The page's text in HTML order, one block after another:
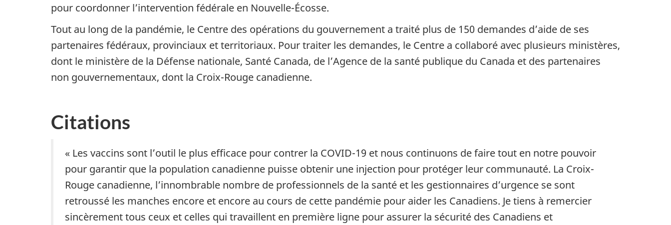
pour coordonner l’intervention fédérale en Nouvelle-Écosse.
Tout au long de la pandémie, le Centre des opérations du gouvernement a traité plus de 150 demandes d’aide de ses
partenaires fédéraux, provinciaux et territoriaux. Pour traiter les demandes, le Centre a collaboré avec plusieurs ministères,
dont le ministère de la Défense nationale, Santé Canada, de l’Agence de la santé publique du Canada et des partenaires
non gouvernementaux, dont la Croix-Rouge canadienne.
Citations
« Les vaccins sont l’outil le plus efficace pour contrer la COVID-19 et nous continuons de faire tout en notre pouvoir
pour garantir que la population canadienne puisse obtenir une injection pour protéger leur communauté. La Croix-
Rouge canadienne, l’innombrable nombre de professionnels de la santé et les gestionnaires d’urgence se sont
retroussé les manches encore et encore au cours de cette pandémie pour aider les Canadiens. Je tiens à remercier
sincèrement tous ceux et celles qui travaillent en première ligne pour assurer la sécurité des Canadiens et